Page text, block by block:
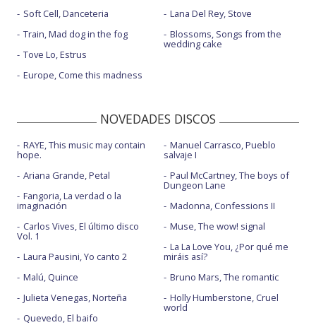
Soft Cell, Danceteria
Train, Mad dog in the fog
Tove Lo, Estrus
Europe, Come this madness
Lana Del Rey, Stove
Blossoms, Songs from the
wedding cake
NOVEDADES DISCOS
RAYE, This music may contain
hope.
Ariana Grande, Petal
Fangoria, La verdad o la
imaginación
Carlos Vives, El último disco
Vol. 1
Laura Pausini, Yo canto 2
Malú, Quince
Julieta Venegas, Norteña
Quevedo, El baifo
Manuel Carrasco, Pueblo
salvaje I
Paul McCartney, The boys of
Dungeon Lane
Madonna, Confessions II
Muse, The wow! signal
La La Love You, ¿Por qué me
miráis así?
Bruno Mars, The romantic
Holly Humberstone, Cruel
world